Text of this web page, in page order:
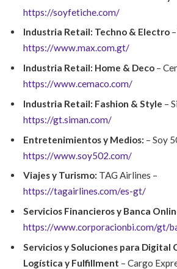
https://soyfetiche.com/
Industria Retail: Techno & Electro
https://www.max.com.gt/
Industria Retail: Home & Deco –
https://www.cemaco.com/
Industria Retail: Fashion & Style –
https://gt.siman.com/
Entretenimientos y Medios: – Soy
https://www.soy502.com/
Viajes y Turismo: TAG Airlines –
https://tagairlines.com/es-gt/
Servicios Financieros y Banca
https://www.corporacionbi.com/gt/
Servicios y Soluciones para Digital
Logística y Fulfillment – Cargo